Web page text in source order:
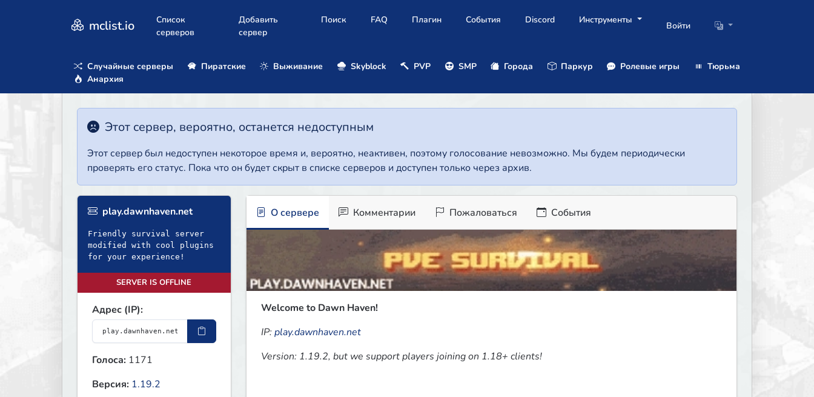
mclist.io
Список
серверов
Добавить
сервер
Поиск FAQ Плагин События Discord Инструменты
Войти
Случайные серверы Пиратские Выживание Skyblock PVP SMP Города Паркур Ролевые игры
Тюрьма
Анархия
Этот сервер, вероятно, останется недоступным
Этот сервер был недоступен некоторое время и, вероятно, неактивен, поэтому голосование невозможно. Мы будем периодически
проверять его статус. Пока что он будет скрыт в списке серверов и доступен только через архив.
play.dawnhaven.net
Friendly survival server
modified with cool plugins
for your experience!
SERVER IS OFFLINE
Адрес (IP):
Голоса: 1171
Версия: 1.19.2
О сервере Комментарии Пожаловаться События
Welcome to Dawn Haven!
IP: play.dawnhaven.net
Version: 1.19.2, but we support players joining on 1.18+ clients!